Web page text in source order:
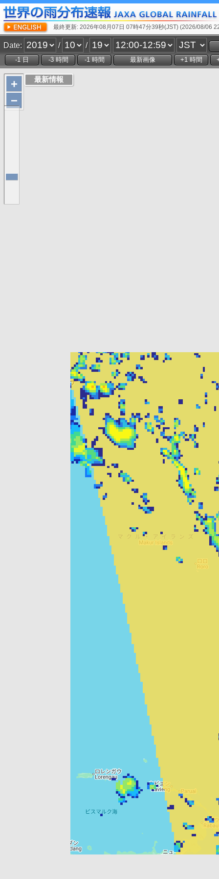
最終更新: 2026年08月07日 07時47分39秒(JST) (2026/08/06
Date: / /
+
−